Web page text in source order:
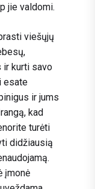
jie valdomi.
viešųjų
ir kurti savo
esate
ir jums
kad
turėti
didžiausią
įmonė